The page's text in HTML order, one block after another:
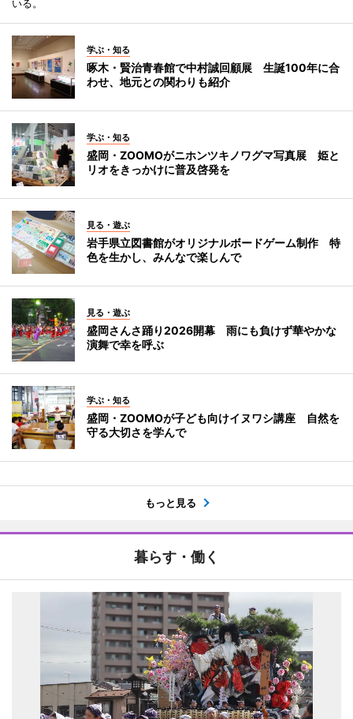
いる。
学ぶ・知る
啄木・賢治青春館で中村誠回顧展 生誕100年に合
わせ、地元との関わりも紹介
学ぶ・知る
盛岡・ZOOMOがニホンツキノワグマ写真展 姫と
リオをきっかけに普及啓発を
見る・遊ぶ
岩手県立図書館がオリジナルボードゲーム制作 特
色を生かし、みんなで楽しんで
見る・遊ぶ
盛岡さんさ踊り2026開幕 雨にも負けず華やかな
演舞で幸を呼ぶ
学ぶ・知る
盛岡・ZOOMOが子ども向けイヌワシ講座 自然を
守る大切さを学んで
もっと見る
暮らす・働く